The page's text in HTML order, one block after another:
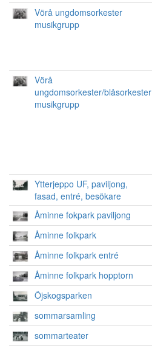
Vörå ungdomsorkester
musikgrupp
Vörå
ungdomsorkester/blåsorkester
musikgrupp
Ytterjeppo UF, paviljong,
fasad, entré, besökare
Åminne fokpark paviljong
Åminne folkpark
Åminne folkpark entré
Åminne folkpark hopptorn
Öjskogsparken
sommarsamling
sommarteater